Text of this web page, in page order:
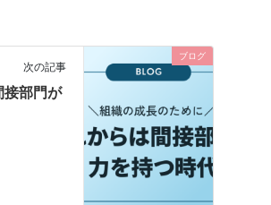
ブログ
次の記事
接部門が